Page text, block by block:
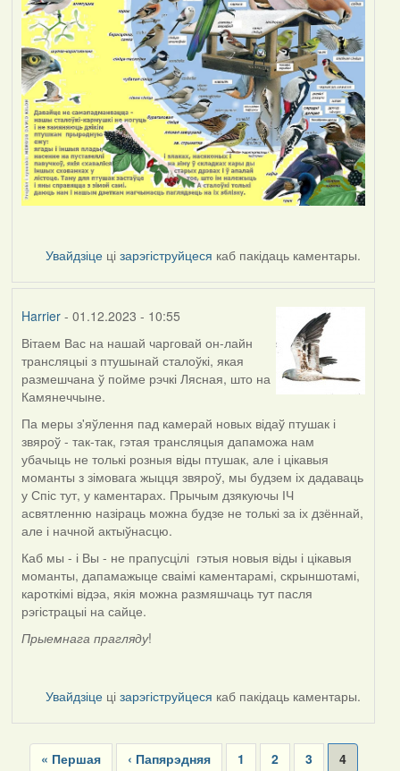
Увайдзіце цізарэгіструйцеся каб пакідаць каментары.
Harrier- 01.12.2023 - 10:55
Вітаем Вас на нашай чарговай он-лайн
трансляцыі з птушынай сталоўкі, якая
размешчана ў пойме рэчкі Лясная, што на
Камянеччыне.
Па меры з'яўлення пад камерай новых відаў птушак і
звяроў - так-так, гэтая трансляцыя дапаможа нам
убачыць не толькі розныя віды птушак, але і цікавыя
моманты з зімовага жыцця звяроў, мы будзем іх дадаваць
у Спіс тут, у каментарах. Прычым дзякуючы ІЧ
асвятленню назіраць можна будзе не толькі за іх дзённай,
але і начной актыўнасцю.
Каб мы - і Вы - не прапусцілі гэтыя новыя віды і цікавыя
моманты, дапамажыце сваімі каментарамі, скрыншотамі,
кароткімі відэа, якія можна размяшчаць тут пасля
рэгістрацыі на сайце.
Прыемнага прагляду!
Увайдзіце цізарэгіструйцеся каб пакідаць каментары.
Pagination
First
« Першая
Previous
‹ Папярэдняя Page
1 Page
2 Page
3
Current
4